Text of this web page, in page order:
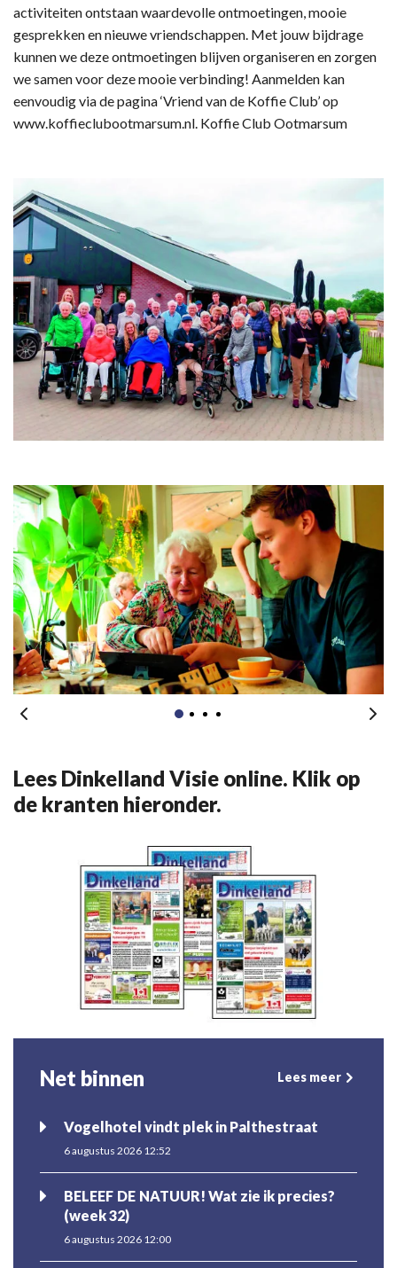
activiteiten ontstaan waardevolle ontmoetingen, mooie
gesprekken en nieuwe vriendschappen. Met jouw bijdrage
kunnen we deze ontmoetingen blijven organiseren en zorgen
we samen voor deze mooie verbinding! Aanmelden kan
eenvoudig via de pagina ‘Vriend van de Koffie Club’ op
www.koffieclubootmarsum.nl. Koffie Club Ootmarsum
Lees Dinkelland Visie online. Klik op
de kranten hieronder.
Net binnen Lees meer
Vogelhotel vindt plek in Palthestraat
6 augustus 2026 12:52
BELEEF DE NATUUR! Wat zie ik precies?
(week 32)
6 augustus 2026 12:00